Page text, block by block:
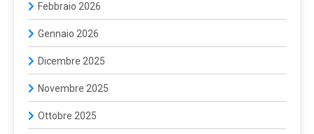
Febbraio 2026
Gennaio 2026
Dicembre 2025
Novembre 2025
Ottobre 2025